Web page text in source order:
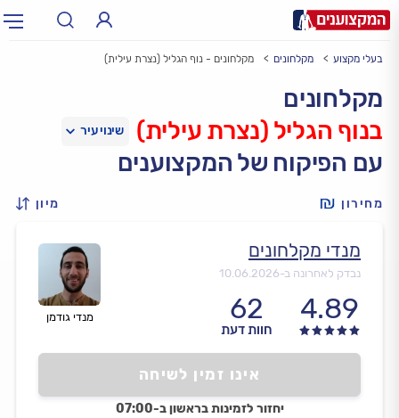
עירעיר: תל אביב, חיפה…
בעלי מקצוע מקלחונים מקלחונים - נוף הגליל (נצרת עילית)
מקלחונים
בנוף הגליל (נצרת עילית)
עם הפיקוח של המקצוענים
מחירון מיון
מנדי גודמן
מנדי מקלחונים
נבדק לאחרונה ב-10.06.2026
4.89
62
חוות דעת
אינו זמין לשיחה
יחזור לזמינות בראשון ב-07:00